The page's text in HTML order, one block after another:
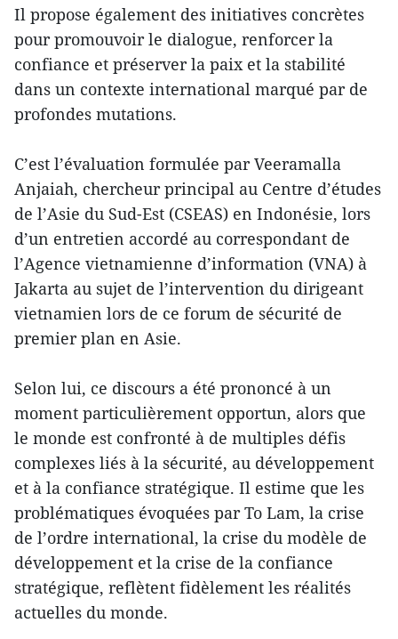
Il propose également des initiatives concrètes
pour promouvoir le dialogue, renforcer la
confiance et préserver la paix et la stabilité
dans un contexte international marqué par de
profondes mutations.
C’est l’évaluation formulée par Veeramalla
Anjaiah, chercheur principal au Centre d’études
de l’Asie du Sud-Est (CSEAS) en Indonésie, lors
d’un entretien accordé au correspondant de
l’Agence vietnamienne d’information (VNA) à
Jakarta au sujet de l’intervention du dirigeant
vietnamien lors de ce forum de sécurité de
premier plan en Asie.
Selon lui, ce discours a été prononcé à un
moment particulièrement opportun, alors que
le monde est confronté à de multiples défis
complexes liés à la sécurité, au développement
et à la confiance stratégique. Il estime que les
problématiques évoquées par To Lam, la crise
de l’ordre international, la crise du modèle de
développement et la crise de la confiance
stratégique, reflètent fidèlement les réalités
actuelles du monde.